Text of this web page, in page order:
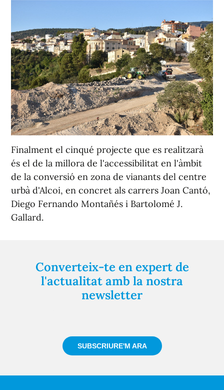
Finalment el cinqué projecte que es realitzarà
és el de la millora de l'accessibilitat en l'àmbit
de la conversió en zona de vianants del centre
urbà d'Alcoi, en concret als carrers Joan Cantó,
Diego Fernando Montañés i Bartolomé J.
Gallard.
Converteix-te en expert de
l'actualitat amb la nostra
newsletter
SUBSCRIURE'M ARA